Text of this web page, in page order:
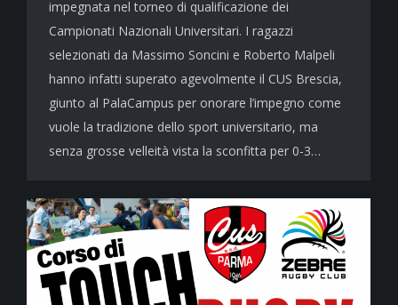
impegnata nel torneo di qualificazione dei
Campionati Nazionali Universitari. I ragazzi
selezionati da Massimo Soncini e Roberto Malpeli
hanno infatti superato agevolmente il CUS Brescia,
giunto al PalaCampus per onorare l’impegno come
vuole la tradizione dello sport universitario, ma
senza grosse velleità vista la sconfitta per 0-3…